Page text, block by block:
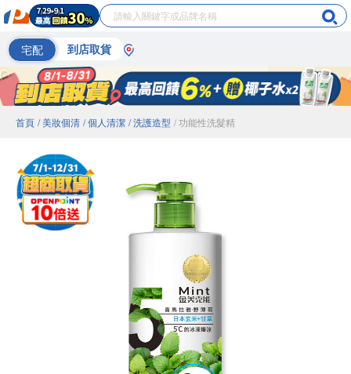
宅配 到店取貨
首頁 / 美妝個清 / 個人清潔 / 洗護造型 / 功能性洗髮精